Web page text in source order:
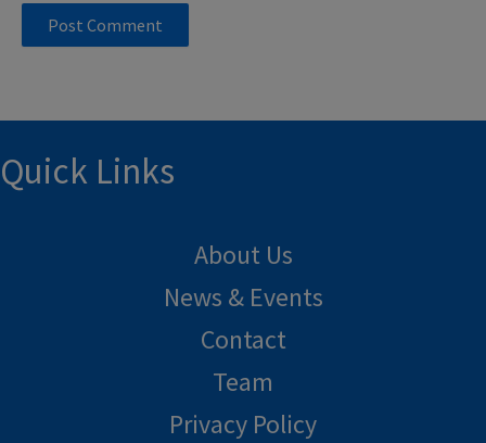
Quick Links
About Us
News & Events
Contact
Team
Privacy Policy